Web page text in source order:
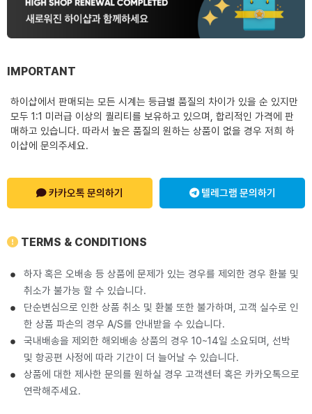
IMPORTANT
하이샵에서 판매되는 모든 시계는 등급별 품질의 차이가 있을 순 있지만
모두 1:1 미러급 이상의 퀄리티를 보유하고 있으며, 합리적인 가격에 판
매하고 있습니다. 따라서 높은 품질의 원하는 상품이 없을 경우 저희 하
이샵에 문의주세요.
카카오톡 문의하기 텔레그램 문의하기
TERMS & CONDITIONS
하자 혹은 오배송 등 상품에 문제가 있는 경우를 제외한 경우 환불 및
취소가 불가능 할 수 있습니다.
단순변심으로 인한 상품 취소 및 환불 또한 불가하며, 고객 실수로 인
한 상품 파손의 경우 A/S를 안내받을 수 있습니다.
국내배송을 제외한 해외배송 상품의 경우 10~14일 소요되며, 선박
및 항공편 사정에 따라 기간이 더 늘어날 수 있습니다.
상품에 대한 제사한 문의를 원하실 경우 고객센터 혹은 카카오톡으로
연락해주세요.